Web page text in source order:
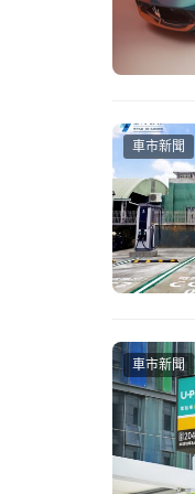
車市新聞
車市新聞